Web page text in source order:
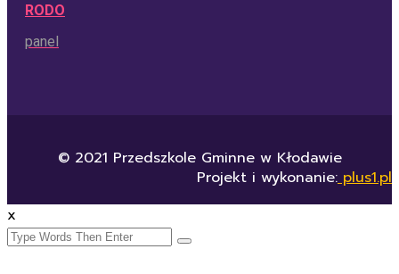
RODO
panel
© 2021 Przedszkole Gminne w Kłodawie
Projekt i wykonanie: plus1.pl
x